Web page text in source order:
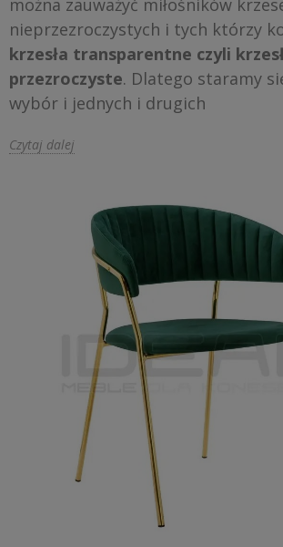
nieprzezroczystych i tych którzy
krzesła transparentne czyli
przezroczyste. Dlatego staramy
wybór i jednych i drugich
Czytaj dalej